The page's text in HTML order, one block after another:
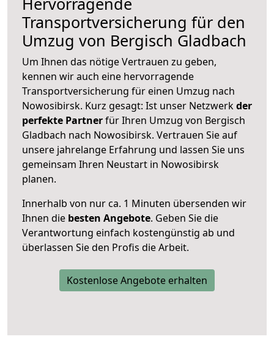
Transportversicherung für den
Umzug von Bergisch Gladbach
Um Ihnen das nötige Vertrauen zu geben,
kennen wir auch eine hervorragende
Transportversicherung für einen Umzug nach
Nowosibirsk. Kurz gesagt: Ist unser Netzwerkder
perfekte Partnerfür Ihren Umzug von Bergisch
Gladbach nach Nowosibirsk. Vertrauen Sie auf
unsere jahrelange Erfahrung und lassen Sie uns
gemeinsam Ihren Neustart in Nowosibirsk
planen.
Innerhalb von nur ca. 1 Minuten übersenden wir
Ihnen die besten Angebote. Geben Sie die
Verantwortung einfach kostengünstig ab und
überlassen Sie den Profis die Arbeit.
Kostenlose Angebote erhalten